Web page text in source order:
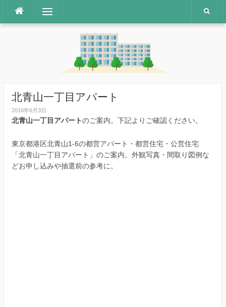
テ
メニュー
北青山一丁目アパート
2016年6月3日
北青山一丁目アパートのご案内。下記よりご確認ください。
東京都港区北青山1-6の都営アパート・都営住宅・公営住宅
「北青山一丁目アパート」のご案内。外観写真・間取り図例な
どお申し込みや抽選前の参考に。